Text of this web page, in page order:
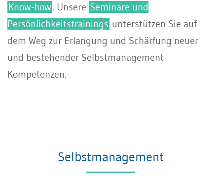
Know-how. Unsere Seminare und
Persönlichkeitstrainings unterstützen Sie auf
dem Weg zur Erlangung und Schärfung neuer
und bestehender Selbstmanagement-
Kompetenzen.
Selbstmanagement